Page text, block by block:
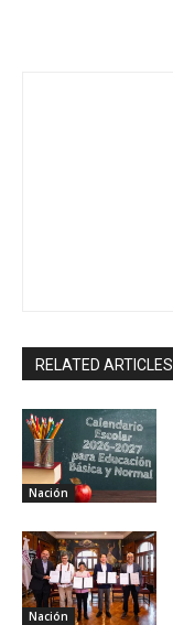
RELATED ARTICLES
Nación
Nación